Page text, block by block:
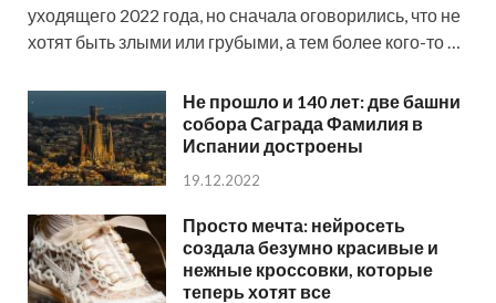
уходящего 2022 года, но сначала оговорились, что не
хотят быть злыми или грубыми, а тем более кого-то …
Не прошло и 140 лет: две башни
собора Саграда Фамилия в
Испании достроены
19.12.2022
Просто мечта: нейросеть
создала безумно красивые и
нежные кроссовки, которые
теперь хотят все